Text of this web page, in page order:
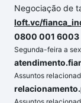
Negociação de
loft.vc/
0800 001 6003
Segunda-feira a
Assuntos